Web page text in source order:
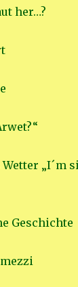
her…?
„I´m
Geschichte